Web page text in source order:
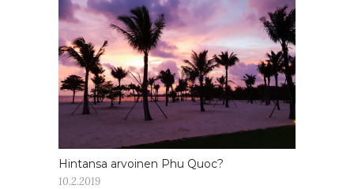
Hintansa arvoinen Phu Quoc?
10.2.2019